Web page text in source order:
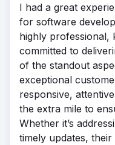
I had a great
for software
highly professional,
committed to
of the standout
exceptional
responsive,
the extra mile to
Whether it’s
timely updates,